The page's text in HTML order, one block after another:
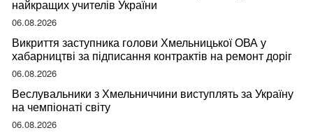
найкращих учителів України
06.08.2026
Викриття заступника голови Хмельницької ОВА у
хабарництві за підписання контрактів на ремонт доріг
06.08.2026
Веслувальники з Хмельниччини виступлять за Україну
на чемпіонаті світу
06.08.2026